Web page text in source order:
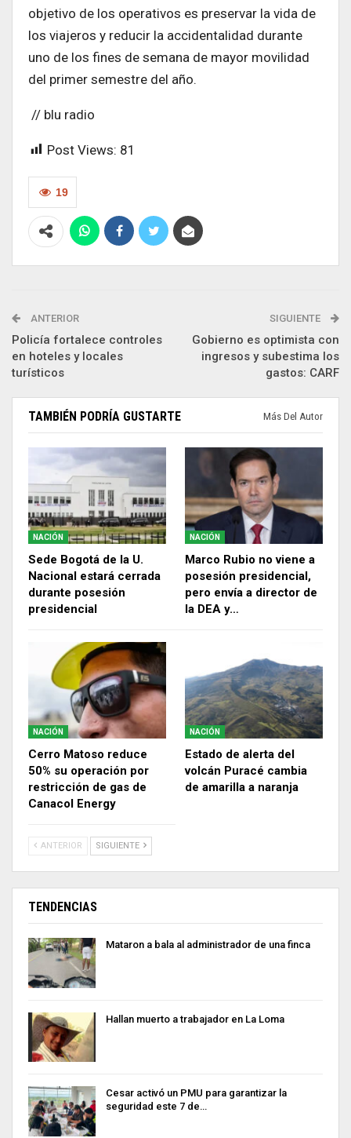
objetivo de los operativos es preservar la vida de
los viajeros y reducir la accidentalidad durante
uno de los fines de semana de mayor movilidad
del primer semestre del año.
// blu radio
Post Views: 81
19
ANTERIOR
Policía fortalece controles
en hoteles y locales
turísticos
SIGUIENTE
Gobierno es optimista con
ingresos y subestima los
gastos: CARF
TAMBIÉN PODRÍA GUSTARTE Más Del Autor
NACIÓN
Sede Bogotá de la U.
Nacional estará cerrada
durante posesión
presidencial
NACIÓN
Marco Rubio no viene a
posesión presidencial,
pero envía a director de
la DEA y…
NACIÓN
Cerro Matoso reduce
50% su operación por
restricción de gas de
Canacol Energy
NACIÓN
Estado de alerta del
volcán Puracé cambia
de amarilla a naranja
ANTERIOR SIGUIENTE
TENDENCIAS
Mataron a bala al administrador de una finca
Hallan muerto a trabajador en La Loma
Cesar activó un PMU para garantizar la
seguridad este 7 de…